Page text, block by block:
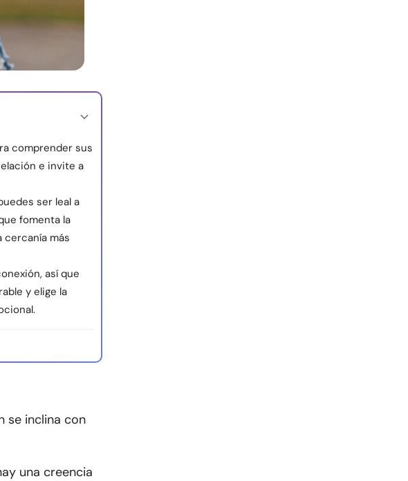
comprender sus
e invite a
ser leal a
fomenta la
cercanía más
así que
y elige la
se inclina con
una creencia